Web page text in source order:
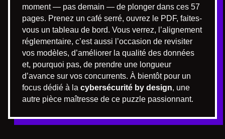
moment — pas demain — de plonger dans ces 57
pages. Prenez un café serré, ouvrez le PDF, faites-
vous un tableau de bord. Vous verrez, l’alignement
réglementaire, c’est aussi l’occasion de revisiter
vos modèles, d’améliorer la qualité des données
et, pourquoi pas, de prendre une longueur
d’avance sur vos concurrents. À bientôt pour un
focus dédié à la cybersécurité by design, une
autre pièce maîtresse de ce puzzle passionnant.